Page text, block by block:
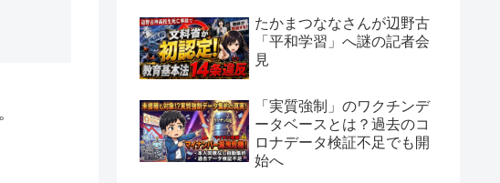
たかまつななさんが辺野古
「平和学習」へ謎の記者会
見
「実質強制」のワクチンデ
ータベースとは？過去のコ
ロナデータ検証不足でも開
始へ